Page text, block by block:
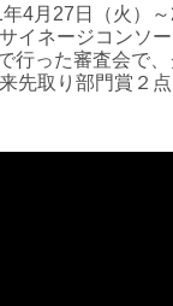
4月27日（火）
イネージコンソ
行った審査会で
先取り部門賞２